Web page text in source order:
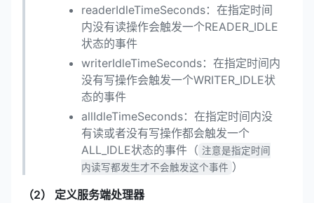
readerIdleTimeSeconds：在指定时间
内没有读操作会触发一个READER_IDLE
状态的事件
writerIdleTimeSeconds：在指定时间内
没有写操作会触发一个WRITER_IDLE状
态的事件
allIdleTimeSeconds：在指定时间内没
有读或者没有写操作都会触发一个
ALL_IDLE状态的事件（ 注意是指定时间
内读写都发生才不会触发这个事件 ）
（2） 定义服务端处理器